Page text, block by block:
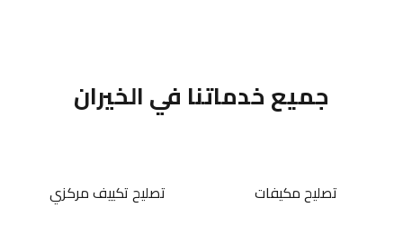
جميع خدماتنا في الخيران
تصليح مكيفات تصليح تكييف مركزي